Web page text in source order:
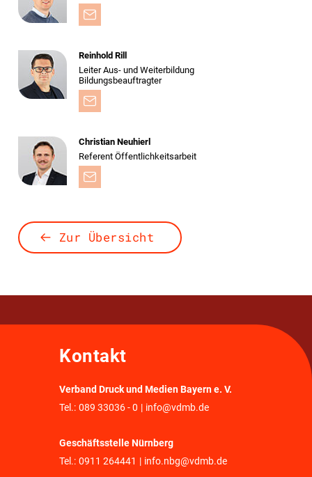
Reinhold Rill
Leiter Aus- und Weiterbildung
Bildungsbeauftragter
Christian Neuhierl
Referent Öffentlichkeitsarbeit
Zur Übersicht
Kontakt
Verband Druck und Medien Bayern e. V.
Tel.: 089 33036 - 0 | info@vdmb.de
Geschäftsstelle Nürnberg
Tel.: 0911 264441 | info.nbg@vdmb.de